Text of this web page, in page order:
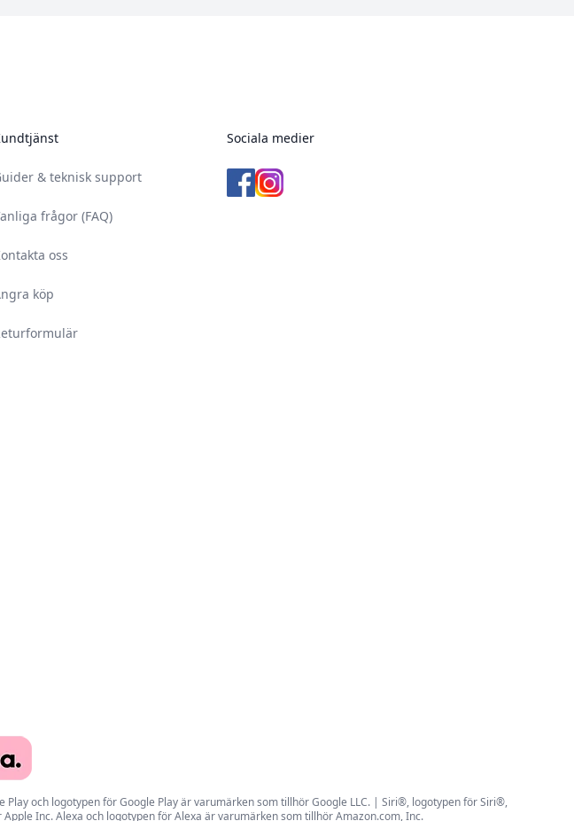
& teknisk support
frågor (FAQ)
oss
köp
Sociala medier
och logotypen för Google Play är varumärken som tillhör Google LLC. | Siri®, logotypen för Siri®,
Inc. Alexa och logotypen för Alexa är varumärken som tillhör Amazon.com, Inc.